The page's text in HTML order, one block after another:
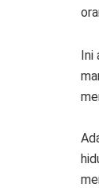
Ini